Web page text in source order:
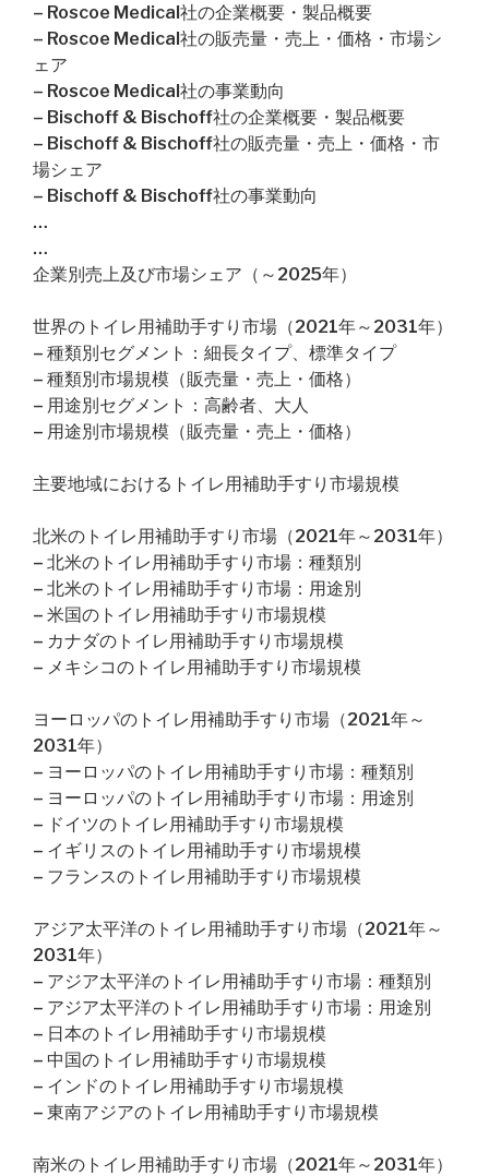
– Roscoe Medical社の企業概要・製品概要
– Roscoe Medical社の販売量・売上・価格・市場シ
ェア
– Roscoe Medical社の事業動向
– Bischoff & Bischoff社の企業概要・製品概要
– Bischoff & Bischoff社の販売量・売上・価格・市
場シェア
– Bischoff & Bischoff社の事業動向
…
…
企業別売上及び市場シェア（～2025年）
世界のトイレ用補助手すり市場（2021年～2031年）
– 種類別セグメント：細長タイプ、標準タイプ
– 種類別市場規模（販売量・売上・価格）
– 用途別セグメント：高齢者、大人
– 用途別市場規模（販売量・売上・価格）
主要地域におけるトイレ用補助手すり市場規模
北米のトイレ用補助手すり市場（2021年～2031年）
– 北米のトイレ用補助手すり市場：種類別
– 北米のトイレ用補助手すり市場：用途別
– 米国のトイレ用補助手すり市場規模
– カナダのトイレ用補助手すり市場規模
– メキシコのトイレ用補助手すり市場規模
ヨーロッパのトイレ用補助手すり市場（2021年～
2031年）
– ヨーロッパのトイレ用補助手すり市場：種類別
– ヨーロッパのトイレ用補助手すり市場：用途別
– ドイツのトイレ用補助手すり市場規模
– イギリスのトイレ用補助手すり市場規模
– フランスのトイレ用補助手すり市場規模
アジア太平洋のトイレ用補助手すり市場（2021年～
2031年）
– アジア太平洋のトイレ用補助手すり市場：種類別
– アジア太平洋のトイレ用補助手すり市場：用途別
– 日本のトイレ用補助手すり市場規模
– 中国のトイレ用補助手すり市場規模
– インドのトイレ用補助手すり市場規模
– 東南アジアのトイレ用補助手すり市場規模
南米のトイレ用補助手すり市場（2021年～2031年）